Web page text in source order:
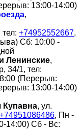
13:00-14:00)
,
+74952552667,
Сб: 10:00 -
Ленинские,
34/1, тел:
(Перерыв:
13:00-14:00)
Купавна, ул.
+74951086486, Пн -
14:00) Сб - Вс: